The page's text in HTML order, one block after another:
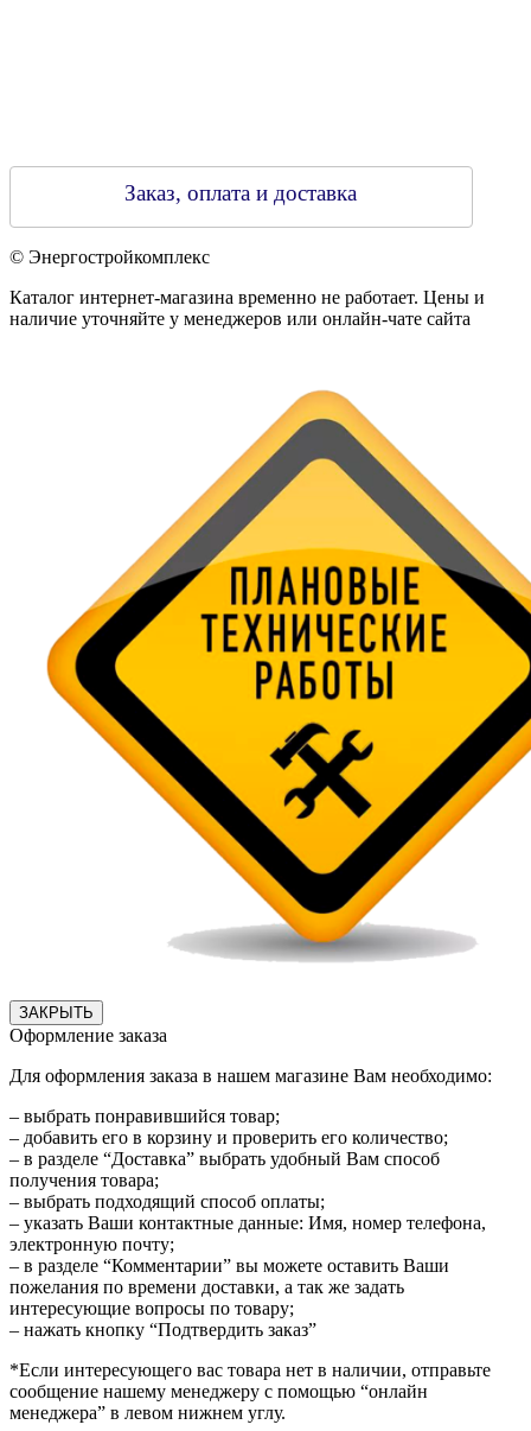
Заказ, оплата и доставка
© Энергостройкомплекс
Каталог интернет-магазина временно не работает. Цены и
наличие уточняйте у менеджеров или онлайн-чате сайта
ЗАКРЫТЬ
Оформление заказа
Для оформления заказа в нашем магазине Вам необходимо:
– выбрать понравившийся товар;
– добавить его в корзину и проверить его количество;
– в разделе “Доставка” выбрать удобный Вам способ
получения товара;
– выбрать подходящий способ оплаты;
– указать Ваши контактные данные: Имя, номер телефона,
электронную почту;
– в разделе “Комментарии” вы можете оставить Ваши
пожелания по времени доставки, а так же задать
интересующие вопросы по товару;
– нажать кнопку “Подтвердить заказ”
*Если интересующего вас товара нет в наличии, отправьте
сообщение нашему менеджеру с помощью “онлайн
менеджера” в левом нижнем углу.